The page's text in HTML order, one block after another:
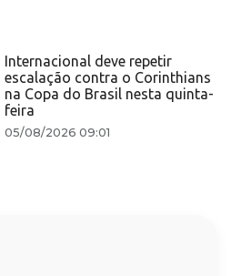
Internacional deve repetir
escalação contra o Corinthians
na Copa do Brasil nesta quinta-
feira
05/08/2026 09:01